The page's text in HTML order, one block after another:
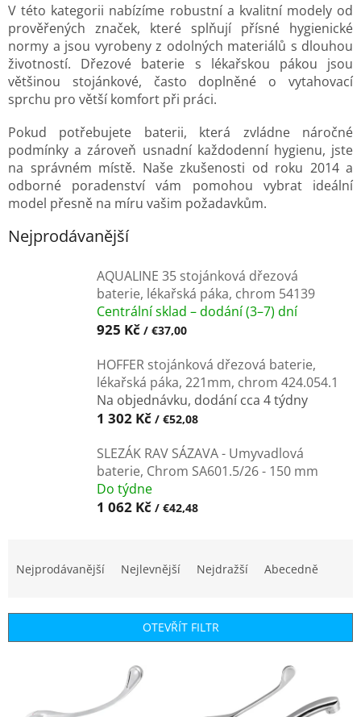
V této kategorii nabízíme robustní a kvalitní modely od
prověřených značek, které splňují přísné hygienické
normy a jsou vyrobeny z odolných materiálů s dlouhou
životností. Dřezové baterie s lékařskou pákou jsou
většinou stojánkové, často doplněné o vytahovací
sprchu pro větší komfort při práci.
Pokud potřebujete baterii, která zvládne náročné
podmínky a zároveň usnadní každodenní hygienu, jste
na správném místě. Naše zkušenosti od roku 2014 a
odborné poradenství vám pomohou vybrat ideální
model přesně na míru vašim požadavkům.
Nejprodávanější
AQUALINE 35 stojánková dřezová
baterie, lékařská páka, chrom 54139
Centrální sklad – dodání (3–7) dní
925 Kč / €37,00
HOFFER stojánková dřezová baterie,
lékařská páka, 221mm, chrom 424.054.1
Na objednávku, dodání cca 4 týdny
1 302 Kč / €52,08
SLEZÁK RAV SÁZAVA - Umyvadlová
baterie, Chrom SA601.5/26 - 150 mm
Do týdne
1 062 Kč / €42,48
n
í
Nejprodávanější Nejlevnější Nejdražší Abecedně
OTEVŘÍT FILTR